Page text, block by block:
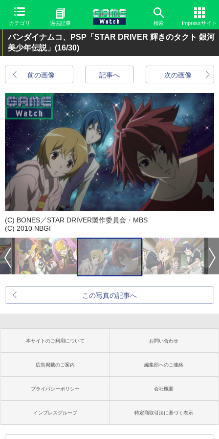
カテゴリ 過去記事 検索 Impressサイト
バンダイナムコ、PSP「STAR DRIVER 輝きのタクト 銀河
美少年伝説」 (16/30)
前の画像 次の画像
記事へ
(C) BONES／STAR DRIVER製作委員会・MBS
(C) 2010 NBGI
この写真の記事へ
本サイトのご利用について お問い合わせ
広告掲載のご案内 編集部へのご連絡
プライバシーポリシー 会社概要
インプレスグループ 特定商取引法に基づく表示